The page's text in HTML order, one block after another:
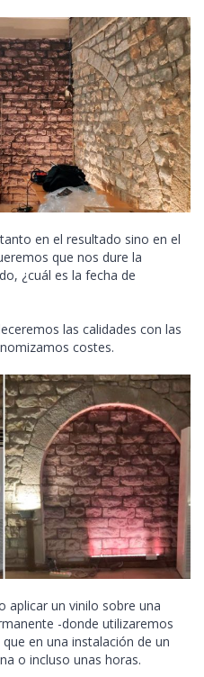
en el resultado sino en el
que nos dure la
¿cuál es la fecha de
las calidades con las
costes.
aplicar un vinilo sobre una
-donde utilizaremos
en una instalación de un
o incluso unas horas.